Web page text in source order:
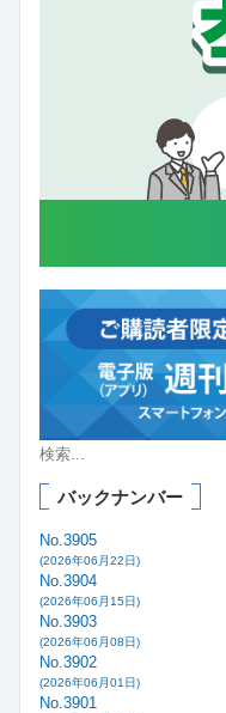
バックナンバー
No.3905
(2026年06月22日)
No.3904
(2026年06月15日)
No.3903
(2026年06月08日)
No.3902
(2026年06月01日)
No.3901